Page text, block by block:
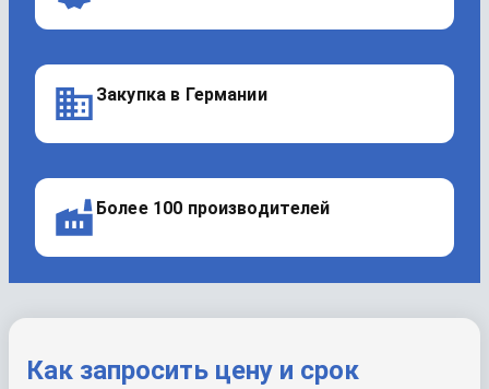
Закупка в Германии
Более 100 производителей
Как запросить цену и срок